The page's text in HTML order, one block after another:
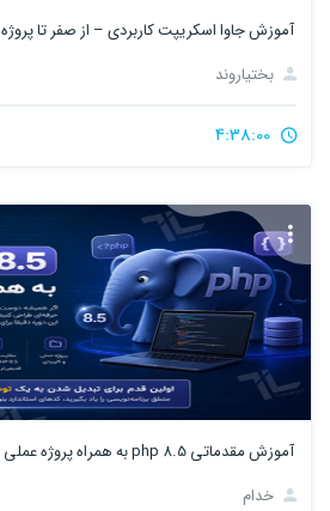
آموزش جاوا اسکریپت کاربردی – از صفر تا پروژه
بختیاروند
آموزش مقدماتی php 8.5 به همراه پروژه عملی
خدام